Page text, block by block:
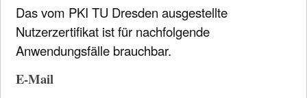
Das vom PKI TU Dresden ausgestellte
Nutzerzertifikat ist für nachfolgende
Anwendungsfälle brauchbar.
E-Mail